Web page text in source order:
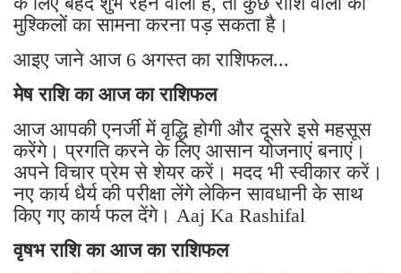
मुश्किलों का सामना करना पड़ सकता है।
आइए जाने आज 6 अगस्त का राशिफल...
मेष राशि का आज का राशिफल
आज आपकी एनर्जी में वृद्धि होगी और दूसरे इसे महसूस
करेंगे। प्रगति करने के लिए आसान योजनाएं बनाएं।
अपने विचार प्रेम से शेयर करें। मदद भी स्वीकार करें।
नए कार्य धैर्य की परीक्षा लेंगे लेकिन सावधानी के साथ
किए गए कार्य फल देंगे। Aaj Ka Rashifal
वृषभ राशि का आज का राशिफल